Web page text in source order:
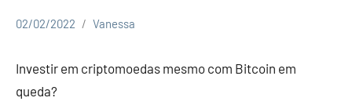
Investimentos
02/02/2022 Vanessa
Investir em criptomoedas mesmo com Bitcoin em
queda?